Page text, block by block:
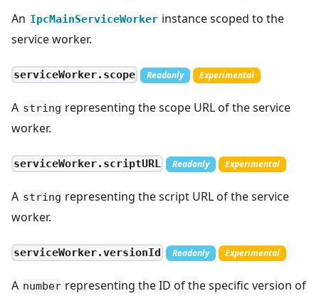
An IpcMainServiceWorker instance scoped to the
service worker.
serviceWorker.scope Readonly Experimental
A string representing the scope URL of the service
worker.
serviceWorker.scriptURL Readonly Experimental
A string representing the script URL of the service
worker.
serviceWorker.versionId Readonly Experimental
A number representing the ID of the specific version of